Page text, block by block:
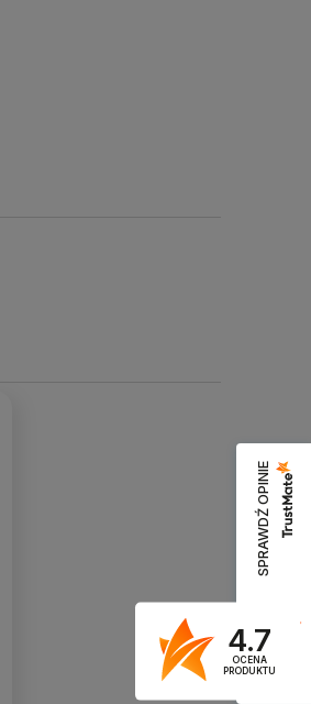
SPRAWDŹ OPINIE
4.9
4.7
OCENA
PRODUKTU